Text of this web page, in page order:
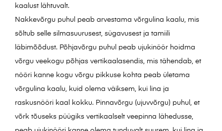
kaalust lähtuvalt.
Nakkevõrgu puhul peab arvestama võrgulina kaalu, mis
sõltub selle silmasuurusest, sügavusest ja tamiili
läbimõõdust. Põhjavõrgu puhul peab ujukinöör hoidma
võrgu veekogu põhjas vertikaalasendis, mis tähendab, et
nööri kanne kogu võrgu pikkuse kohta peab ületama
võrgulina kaalu, kuid olema väiksem, kui lina ja
raskusnööri kaal kokku. Pinnavõrgu (ujuvvõrgu) puhul, et
võrk tõuseks püügiks vertikaalselt veepinna lähedusse,